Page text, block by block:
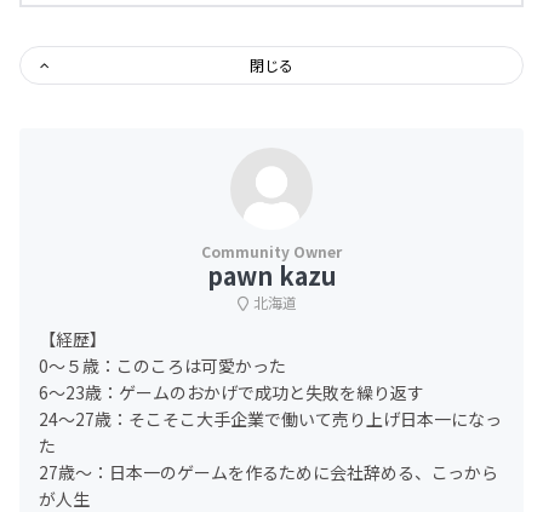
閉じる
pawn kazu
北海道
【経歴】
0～５歳：このころは可愛かった
6～23歳：ゲームのおかげで成功と失敗を繰り返す
24～27歳：そこそこ大手企業で働いて売り上げ日本一になっ
た
27歳～：日本一のゲームを作るために会社辞める、こっから
が人生